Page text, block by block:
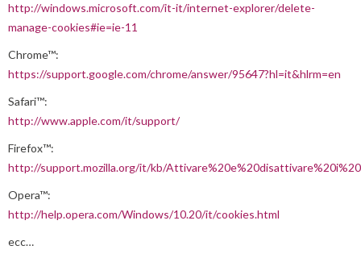
http://windows.microsoft.com/it-it/internet-explorer/delete-
manage-cookies#ie=ie-11
Chrome™:
https://support.google.com/chrome/answer/95647?hl=it&hlrm=en
Safari™:
http://www.apple.com/it/support/
Firefox™:
http://support.mozilla.org/it/kb/
Opera™:
http://help.opera.com/Windows/10.20/it/cookies.html
ecc…